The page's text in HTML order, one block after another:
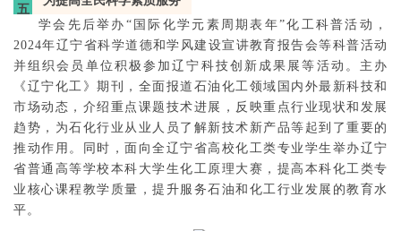
五
学会先后举办“国际化学元素周期表年”化工科普活动，
2024年辽宁省科学道德和学风建设宣讲教育报告会等科普活动
并组织会员单位积极参加辽宁科技创新成果展等活动。主办
《辽宁化工》期刊，全面报道石油化工领域国内外最新科技和
市场动态，介绍重点课题技术进展，反映重点行业现状和发展
趋势，为石化行业从业人员了解新技术新产品等起到了重要的
推动作用。同时，面向全辽宁省高校化工类专业学生举办辽宁
省普通高等学校本科大学生化工原理大赛，提高本科化工类专
业核心课程教学质量，提升服务石油和化工行业发展的教育水
平。